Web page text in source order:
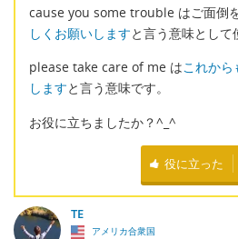
cause you some trouble はご面倒を
しくお願いしますと言う意味として
please take care of me はこれから
しますと言う意味です。
お役に立ちましたか？^_^
役に立った
TE
アメリカ合衆国